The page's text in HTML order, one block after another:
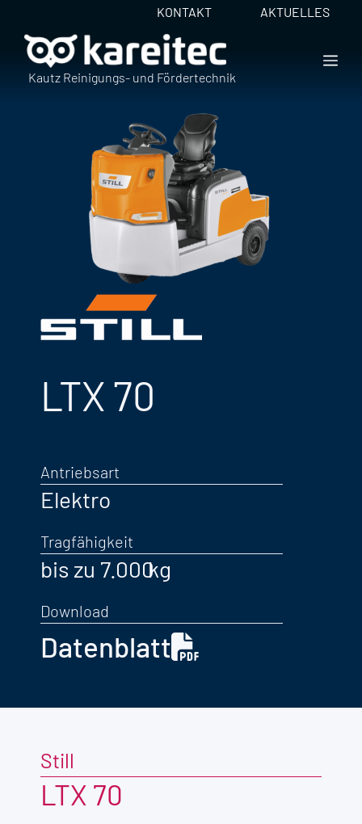
Inhalt
springen
KONTAKT AKTUELLES
Kautz Reinigungs- und Fördertechnik
LTX 70
Antriebsart
Elektro
Tragfähigkeit
bis zu 7.000
Download
Datenblatt
Still
LTX 70